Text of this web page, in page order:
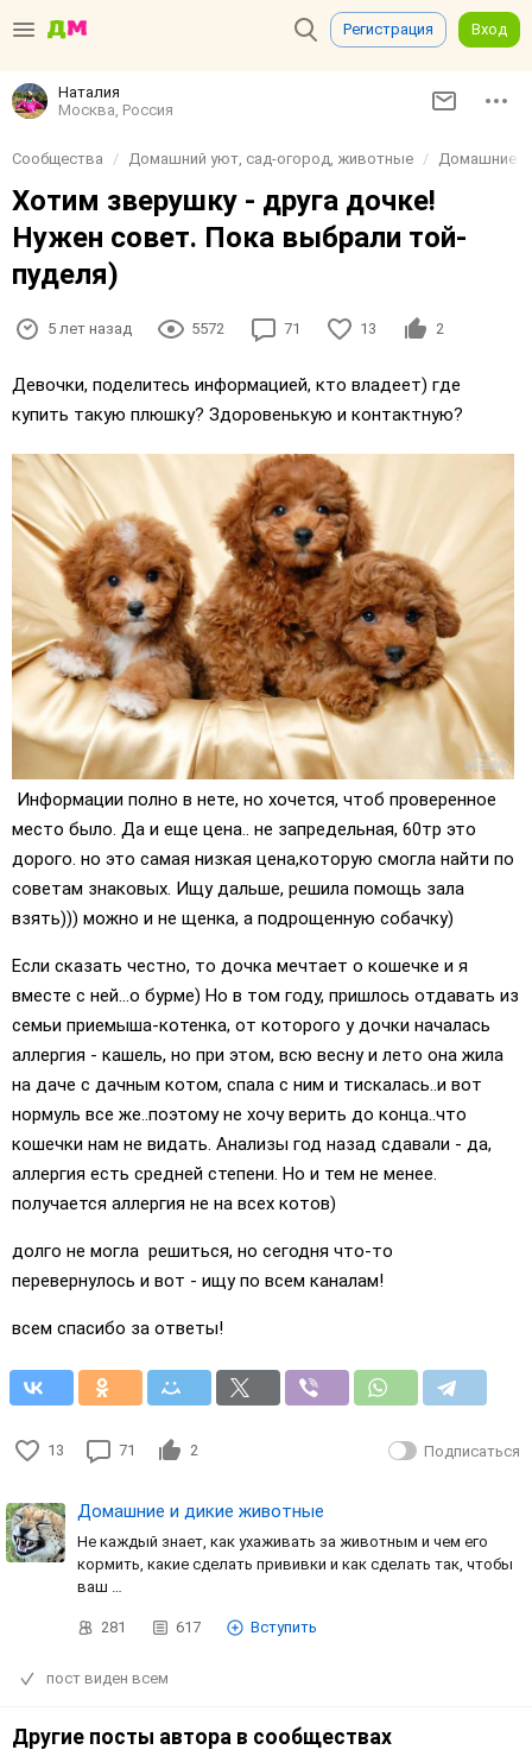
Регистрация Вход
Наталия
Москва, Россия
Сообщества Домашний уют, сад-огород, животные Домашние и
Хотим зверушку - друга дочке!
Нужен совет. Пока выбрали той-
пуделя)
5 лет назад 5572 71 13 2
Девочки, поделитесь информацией, кто владеет) где
купить такую плюшку? Здоровенькую и контактную?
Информации полно в нете, но хочется, чтоб проверенное
место было. Да и еще цена.. не запредельная, 60тр это
дорого. но это самая низкая цена,которую смогла найти по
советам знаковых. Ищу дальше, решила помощь зала
взять))) можно и не щенка, а подрощенную собачку)
Если сказать честно, то дочка мечтает о кошечке и я
вместе с ней...о бурме) Но в том году, пришлось отдавать из
семьи приемыша-котенка, от которого у дочки началась
аллергия - кашель, но при этом, всю весну и лето она жила
на даче с дачным котом, спала с ним и тискалась..и вот
нормуль все же..поэтому не хочу верить до конца..что
кошечки нам не видать. Анализы год назад сдавали - да,
аллергия есть средней степени. Но и тем не менее.
получается аллергия не на всех котов)
долго не могла решиться, но сегодня что-то
перевернулось и вот - ищу по всем каналам!
всем спасибо за ответы!
13 71 2 Подписаться
Домашние и дикие животные
Не каждый знает, как ухаживать за животным и чем его
кормить, какие сделать прививки и как сделать так, чтобы
ваш …
281 617 Вступить
пост виден всем
Другие посты автора в сообществах